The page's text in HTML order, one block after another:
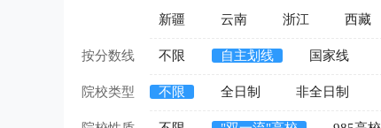
新疆
云南 浙江 西藏
按分数线 不限 自主划线 国家线
院校类型 不限 全日制 非全日制